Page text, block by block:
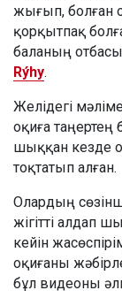
жығып, болған
қорқытпақ
баланың
Rýhy.
Желідегі
оқиға
шыққан кезде
тоқтатып алған.
Олардың
жігітті алдап
кейін
оқиғаны
бұл видеоны